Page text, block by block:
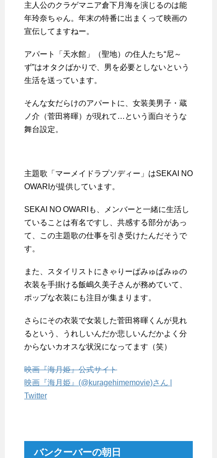
主人公のクラゲマニア倉下月海を演じるのは能
年玲奈ちゃん。年末の特番に出まくって映画の
宣伝してますねー。
アパート「天水館」（聖地）の住人たち“尼～
ず”はオタクばかりで、男を必要としないという
生活を送っています。
そんな女だらけのアパートに、女装美男子・蔵
ノ介（菅田将暉）が現れて…という面白そうな
舞台設定。
主題歌「マーメイドラプソディー」はSEKAI NO
OWARIが提供しています。
SEKAI NO OWARIも、メンバーと一緒に生活し
ていることは有名ですし、共感する部分があっ
て、この主題歌の仕事を引き受けたんだそうで
す。
また、スタイリストにきゃりーぱみゅぱみゅの
衣装を手掛ける飯嶋久美子さんが務めていて、
ポップな衣装にも注目が集まります。
さらにその衣装で女装した菅田将暉くんが見れ
るという、うれしいんだか悲しいんだかよく分
からないカオスな状況になってます（笑）
映画『海月姫』公式サイト
映画『海月姫』(@kuragehimemovie)さん |
Twitter
バンクーバーの朝日